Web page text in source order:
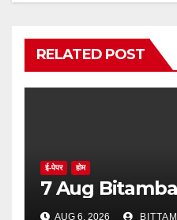
RELATED POST
ई-पेपर होम
7 Aug
AUG 6, 2026